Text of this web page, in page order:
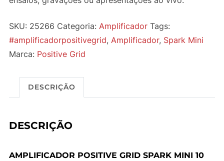
SKU: 25266 Categoria: Amplificador Tags:
#amplificadorpositivegrid, Amplificador, Spark Mini
Marca: Positive Grid
DESCRIÇÃO
DESCRIÇÃO
AMPLIFICADOR POSITIVE GRID SPARK MINI 10